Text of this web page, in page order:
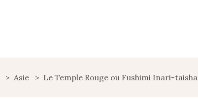
> Asie > Le Temple Rouge ou Fushimi Inari-taisha